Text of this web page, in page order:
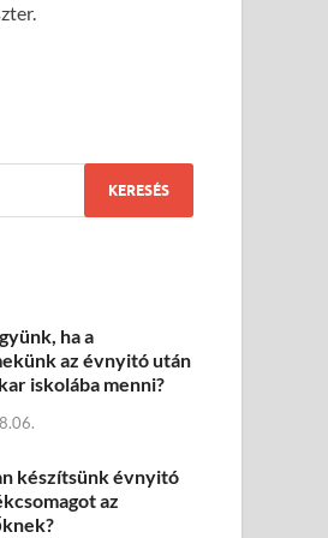
ha a
az évnyitó után
iskolába menni?
készítsünk évnyitó
az